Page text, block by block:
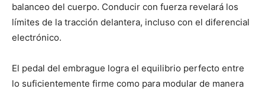
balanceo del cuerpo. Conducir con fuerza revelará los
límites de la tracción delantera, incluso con el diferencial
electrónico.
El pedal del embrague logra el equilibrio perfecto entre
lo suficientemente firme como para modular de manera